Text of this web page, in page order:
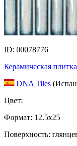
ID: 00078776
Керамическая
DNA Tiles
Цвет:
Формат: 12.5x25
Поверхность: